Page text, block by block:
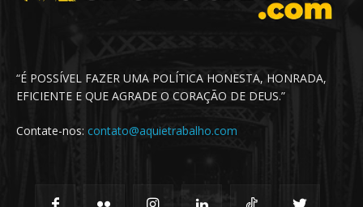
“É POSSÍVEL FAZER UMA POLÍTICA HONESTA, HONRADA,
EFICIENTE E QUE AGRADE O CORAÇÃO DE DEUS.”
Contate-nos: contato@aquietrabalho.com